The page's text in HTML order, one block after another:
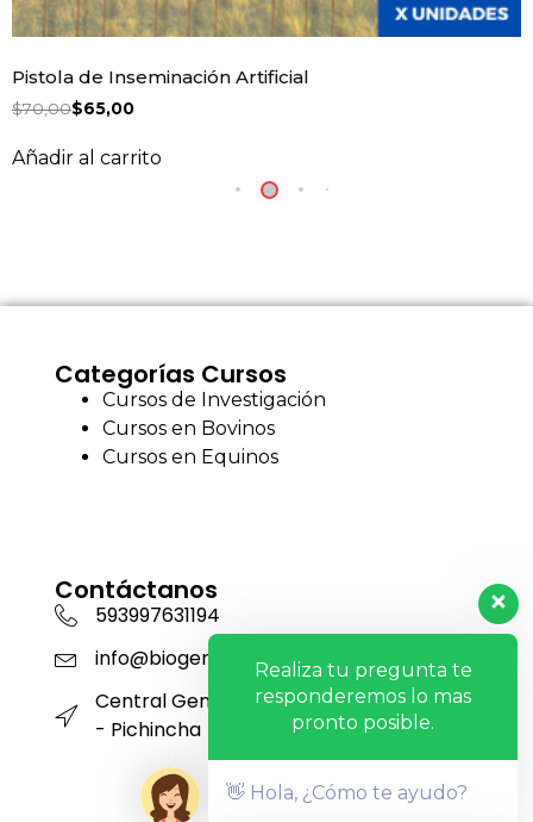
Pistola de Inseminación Artificial
$70,00$65,00
Añadir al carrito
Categorías Cursos
Cursos de Investigación
Cursos en Bovinos
Cursos en Equinos
Contáctanos
593997631194
info@biogensa.com.ec
Central Genética San Carlos - Machachi
- Pichincha
Realiza tu pregunta te
responderemos lo mas
pronto posible.
👋 Hola, ¿Cómo te ayudo?